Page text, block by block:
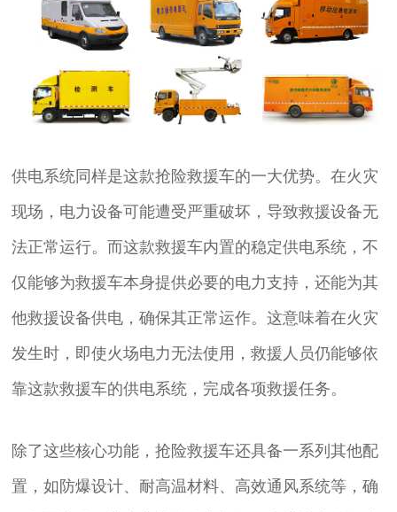
供电系统同样是这款抢险救援车的一大优势。在火灾
现场，电力设备可能遭受严重破坏，导致救援设备无
法正常运行。而这款救援车内置的稳定供电系统，不
仅能够为救援车本身提供必要的电力支持，还能为其
他救援设备供电，确保其正常运作。这意味着在火灾
发生时，即使火场电力无法使用，救援人员仍能够依
靠这款救援车的供电系统，完成各项救援任务。
除了这些核心功能，抢险救援车还具备一系列其他配
置，如防爆设计、耐高温材料、高效通风系统等，确